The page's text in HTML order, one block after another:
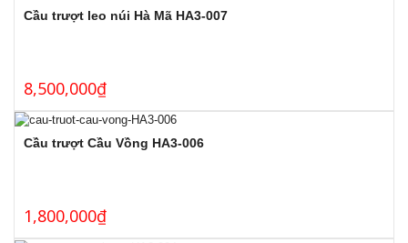
Cầu trượt leo núi Hà Mã HA3-007
8,500,000₫
Cầu trượt Cầu Vồng HA3-006
1,800,000₫